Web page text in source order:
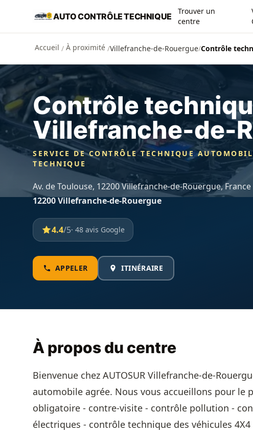
Aller au contenu principal
AUTO CONTRÔLE TECHNIQUE
Trouver un
centre
Accueil / À proximité /Villefranche-de-Rouergue/Contrôle
Contrôle
Villefranche-de-
SERVICE DE CONTRÔLE TECHNIQUE
TECHNIQUE
Av. de Toulouse, 12200 Villefranche-de-Rouergue, France
12200 Villefranche-de-Rouergue
4.4/5· 48 avis Google
APPELER ITINÉRAIRE
À propos du centre
Bienvenue chez AUTOSUR Villefranche-de-
automobile agrée. Nous vous accueillons pour le
obligatoire - contre-visite - contrôle pollution -
électriques - contrôle technique des véhicules